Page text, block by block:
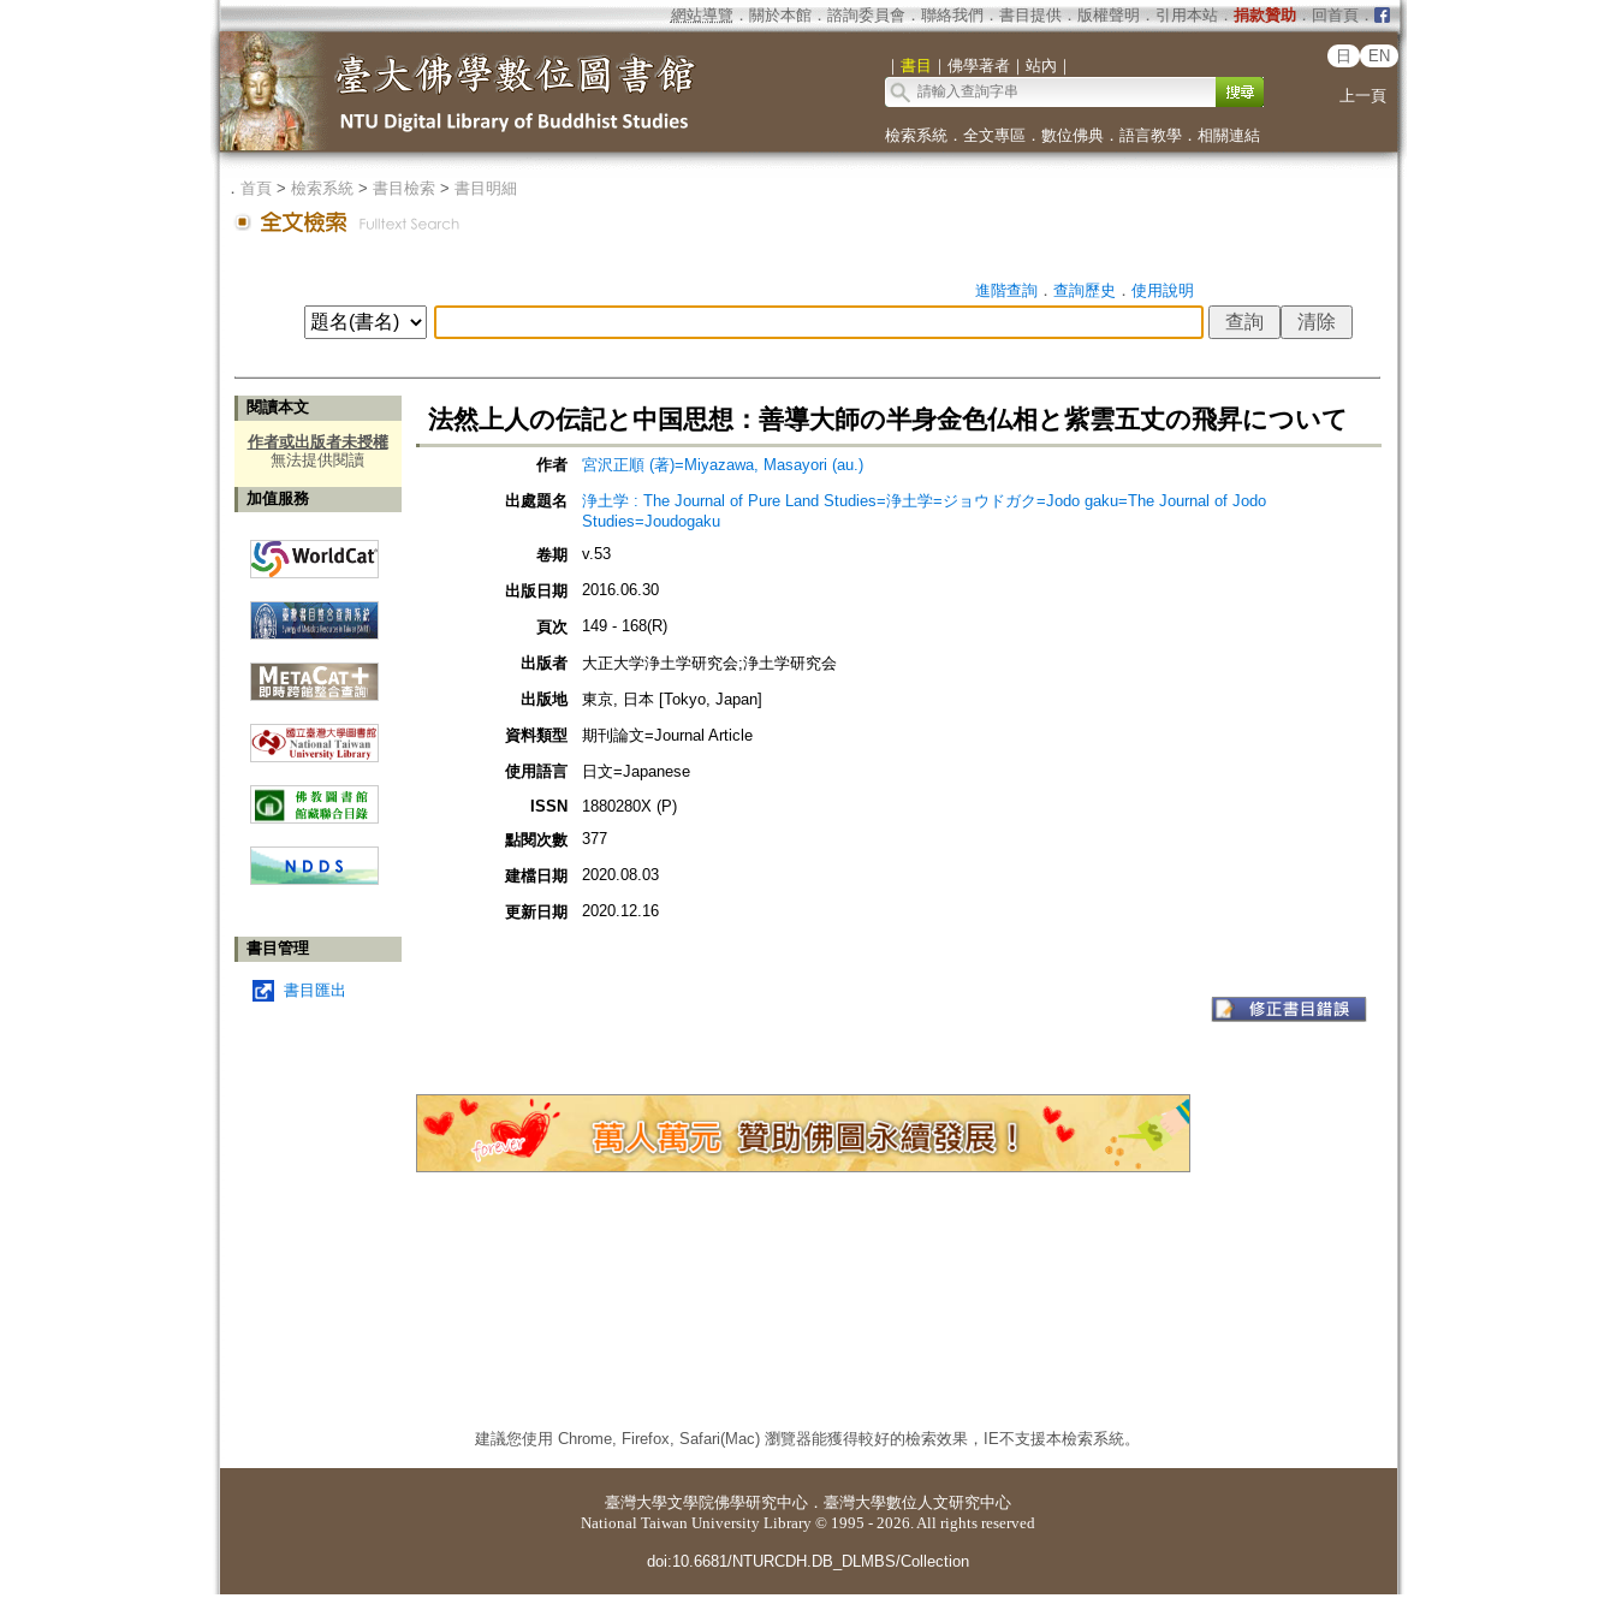
網站導覽 ． 關於本館． 諮詢委員會． 聯絡我們 ． 書目提供． 版權聲明 ． 引用本站． 捐款贊助．回首頁．
｜ 書目 ｜ 佛學著者｜ 站內 ｜
日 EN
上一頁
檢索系統． 全文專區 ． 數位佛典． 語言教學． 相關連結
． 首頁> 檢索系統> 書目檢索> 書目明細
進階查詢． 查詢歷史 ． 使用說明
閱讀本文
作者或出版者未授權
無法提供閱讀
加值服務
書目管理
書目匯出
法然上人の伝記と中国思想：善導大師の半身金色仏相と紫雲五丈の飛昇について
作者
宮沢正順 (著)=Miyazawa, Masayori (au.)
出處題名
浄土学 : The Journal of Pure Land Studies=浄土学=ジョウドガク=Jodo gaku=The Journal of Jodo
Studies=Joudogaku
卷期
v.53
出版日期 2016.06.30
頁次 149 - 168(R)
出版者
大正大学浄土学研究会;浄土学研究会
出版地
東京, 日本 [Tokyo, Japan]
資料類型
期刊論文=Journal Article
使用語言
日文=Japanese
ISSN
1880280X (P)
點閱次數
377
建檔日期 2020.08.03
更新日期 2020.12.16
建議您使用 Chrome, Firefox, Safari(Mac) 瀏覽器能獲得較好的檢索效果，IE不支援本檢索系統。
臺灣大學文學院佛學研究中心 ． 臺灣大學數位人文研究中心
National Taiwan University Library © 1995 - 2026. All rights reserved
doi:10.6681/NTURCDH.DB_DLMBS/Collection